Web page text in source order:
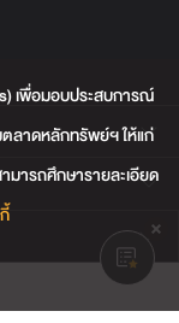
เพื่อมอบประสบการณ์
ตลาดหลักทรัพย์ฯ ให้แก่
มารถศึกษารายละเอียด